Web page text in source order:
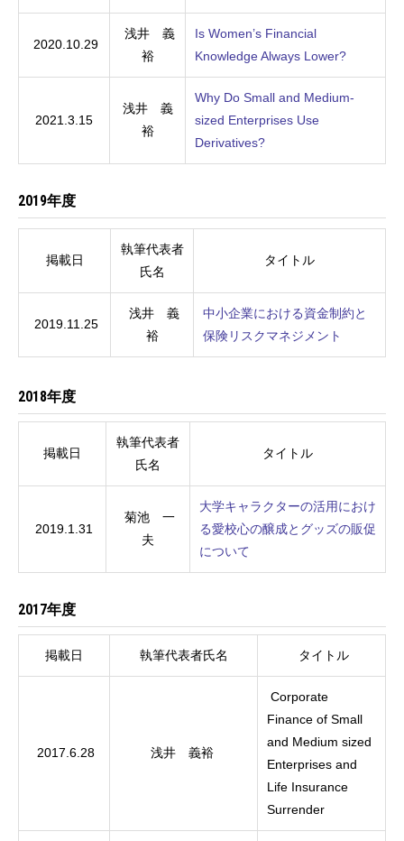
2020.10.29
浅井 義
裕
Is Women’s Financial
Knowledge Always Lower?
2021.3.15
浅井 義
裕
Why Do Small and Medium-
sized Enterprises Use
Derivatives?
2019年度
掲載日
執筆代表者
氏名
タイトル
2019.11.25
浅井 義
裕
中小企業における資金制約と
保険リスクマネジメント
2018年度
掲載日
執筆代表者
氏名
タイトル
2019.1.31
菊池 一
夫
大学キャラクターの活用におけ
る愛校心の醸成とグッズの販促
について
2017年度
掲載日 執筆代表者氏名 タイトル
2017.6.28 浅井 義裕
Corporate
Finance of Small
and Medium sized
Enterprises and
Life Insurance
Surrender